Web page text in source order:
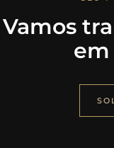
Vamos